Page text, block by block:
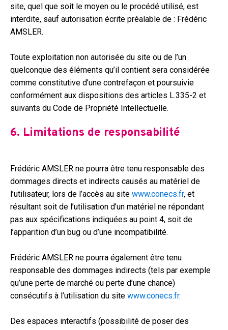
site, quel que soit le moyen ou le procédé utilisé, est
interdite, sauf autorisation écrite préalable de : Frédéric
AMSLER.
Toute exploitation non autorisée du site ou de l’un
quelconque des éléments qu’il contient sera considérée
comme constitutive d’une contrefaçon et poursuivie
conformément aux dispositions des articles L.335-2 et
suivants du Code de Propriété Intellectuelle.
6. Limitations de responsabilité
Frédéric AMSLER ne pourra être tenu responsable des
dommages directs et indirects causés au matériel de
l’utilisateur, lors de l’accès au site www.conecs.fr, et
résultant soit de l’utilisation d’un matériel ne répondant
pas aux spécifications indiquées au point 4, soit de
l’apparition d’un bug ou d’une incompatibilité.
Frédéric AMSLER ne pourra également être tenu
responsable des dommages indirects (tels par exemple
qu’une perte de marché ou perte d’une chance)
consécutifs à l’utilisation du site www.conecs.fr.
Des espaces interactifs (possibilité de poser des